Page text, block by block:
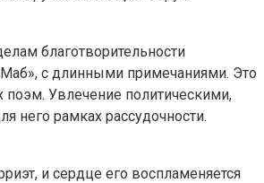
благотворительности
с длинными примечаниями. Это
Увлечение политическими,
рамках рассудочности.
и сердце его воспламеняется